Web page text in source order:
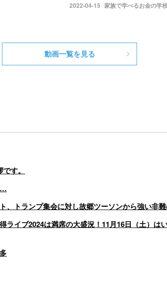
2022-04-15 家族で学べるお金の学
動画一覧を見る